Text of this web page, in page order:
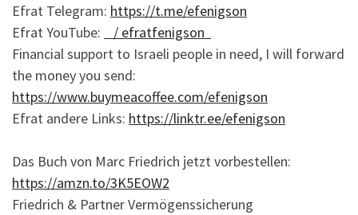
Efrat Telegram: https://t.me/efenigson
Efrat YouTube:
/ efratfenigson
Financial support to Israeli people in need, I will forward
the money you send:
https://www.buymeacoffee.com/efenigson
Efrat andere Links: https://linktr.ee/efenigson
Das Buch von Marc Friedrich jetzt vorbestellen:
https://amzn.to/3K5EOW2
Friedrich & Partner Vermögenssicherung